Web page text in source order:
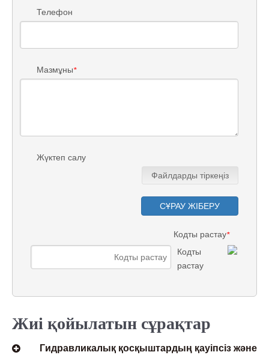
Телефон
*
Мазмұны
Жүктеп салу
Файлдарды тіркеңіз
СҰРАУ ЖІБЕРУ
*
Кодты растау
Жиі қойылатын сұрақтар
Гидравликалық қосқыштардың қауіпсіз және